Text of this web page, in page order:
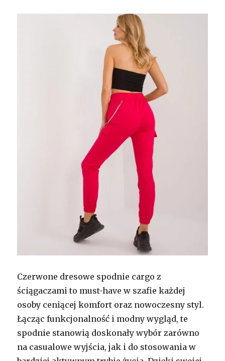
Czerwone dresowe spodnie cargo z
ściągaczami to must-have w szafie każdej
osoby ceniącej komfort oraz nowoczesny styl.
Łącząc funkcjonalność i modny wygląd, te
spodnie stanowią doskonały wybór zarówno
na casualowe wyjścia, jak i do stosowania w